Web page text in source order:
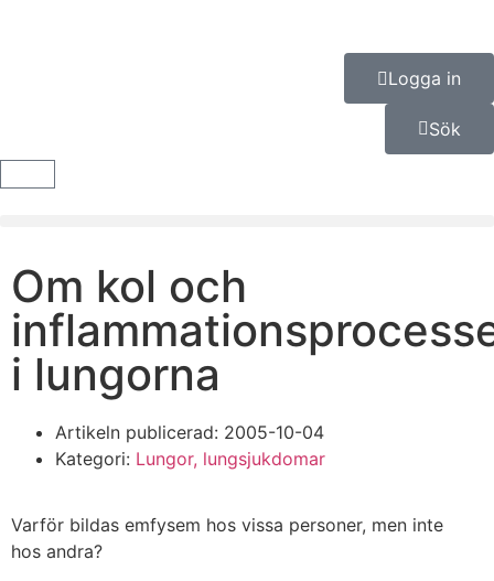
Logga in
Sök
Om kol och
i lungorna
Artikeln publicerad: 2005-10-04
Kategori: Lungor, lungsjukdomar
Varför bildas emfysem hos vissa personer, men inte
hos andra?